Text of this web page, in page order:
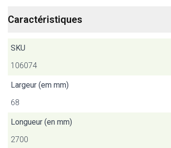
Caractéristiques
SKU
106074
Largeur (em mm)
68
Longueur (en mm)
2700